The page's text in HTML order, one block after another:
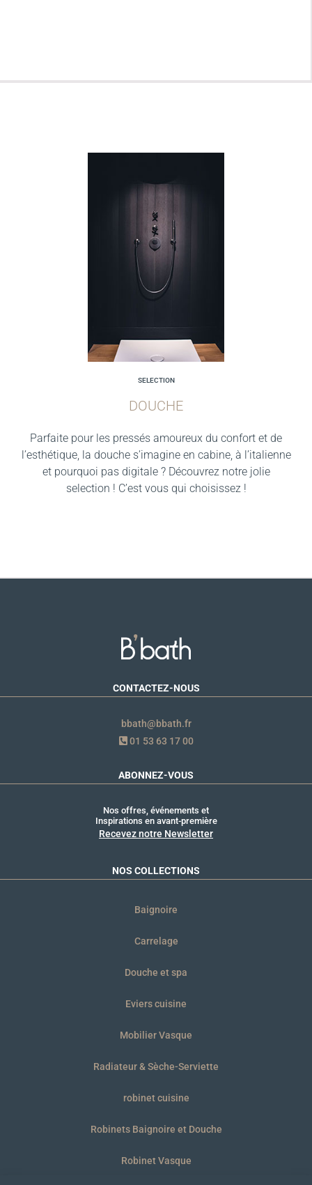
SELECTION
DOUCHE
Parfaite pour les pressés amoureux du confort et de
l’esthétique, la douche s’imagine en cabine, à l’italienne
et pourquoi pas digitale ? Découvrez notre jolie
selection ! C’est vous qui choisissez !
CONTACTEZ-NOUS
bbath@bbath.fr
01 53 63 17 00
ABONNEZ-VOUS
Nos offres, événements et
Inspirations en avant-première
Recevez notre Newsletter
NOS COLLECTIONS
Baignoire
Carrelage
Douche et spa
Eviers cuisine
Mobilier Vasque
Radiateur & Sèche-Serviette
robinet cuisine
Robinets Baignoire et Douche
Robinet Vasque